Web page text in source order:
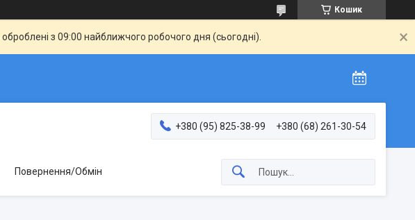
Кошик
з 09:00 найближчого робочого дня (сьогодні).
+380 (95) 825-38-99 +380 (68) 261-30-54
Повернення/Обмін